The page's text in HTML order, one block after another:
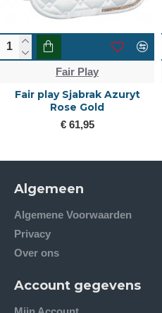
Fair Play
Fair play Sjabrak Azuryt
Rose Gold
€ 61,95
Algemeen
Algemene Voorwaarden
Privacy
Over ons
Account gegevens